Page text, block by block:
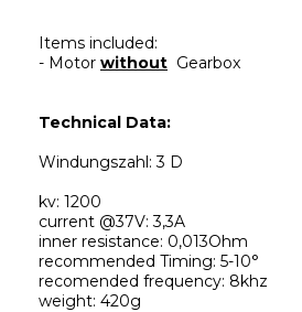
Items included:
- Motor without Gearbox
Technical Data:
Windungszahl: 3 D
kv: 1200
current @37V: 3,3A
inner resistance: 0,013Ohm
recommended Timing: 5-10°
recomended frequency: 8khz
weight: 420g